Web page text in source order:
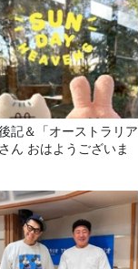
記＆「オーストラリア
ん おはようございま